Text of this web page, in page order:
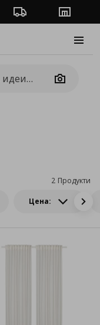
Проследяване на
Camera
Цена:
2 Продукти